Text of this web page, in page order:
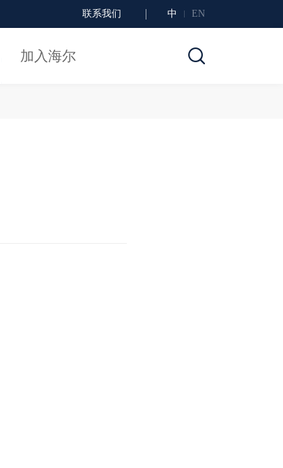
联系我们 中 EN
加入海尔